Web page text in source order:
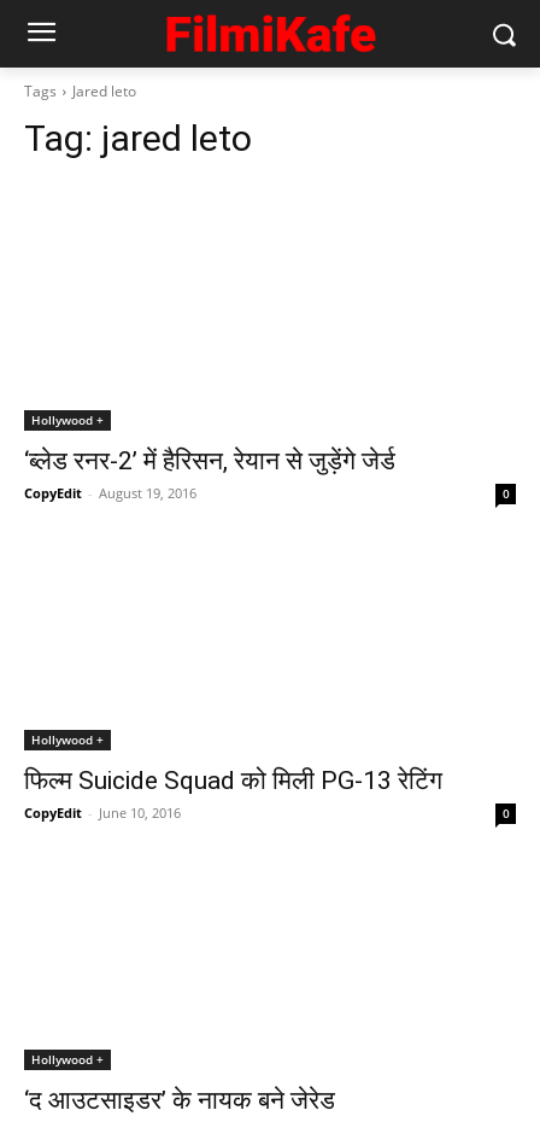
Tags Jared leto
Tag: jared leto
Hollywood +
‘ब्लेड रनर-2’ में हैरिसन, रेयान से जुड़ेंगे जेर्ड
CopyEdit - August 19, 2016 0
Hollywood +
फिल्म Suicide Squad को मिली PG-13 रेटिंग
CopyEdit - June 10, 2016 0
Hollywood +
‘द आउटसाइडर’ के नायक बने जेरेड